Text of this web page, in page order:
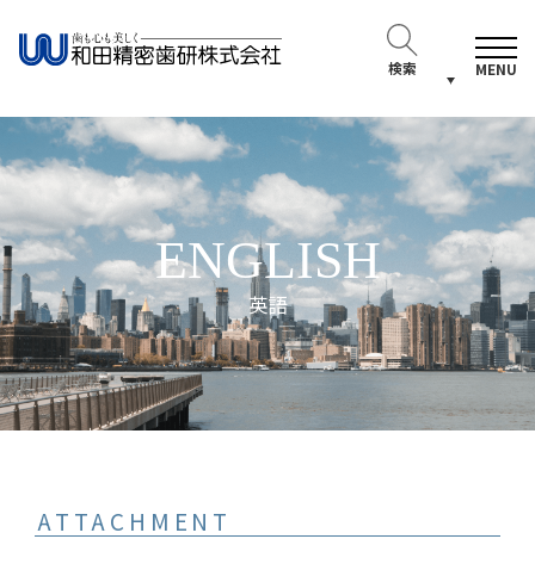
検索 MENU
ENGLISH
英語
ATTACHMENT